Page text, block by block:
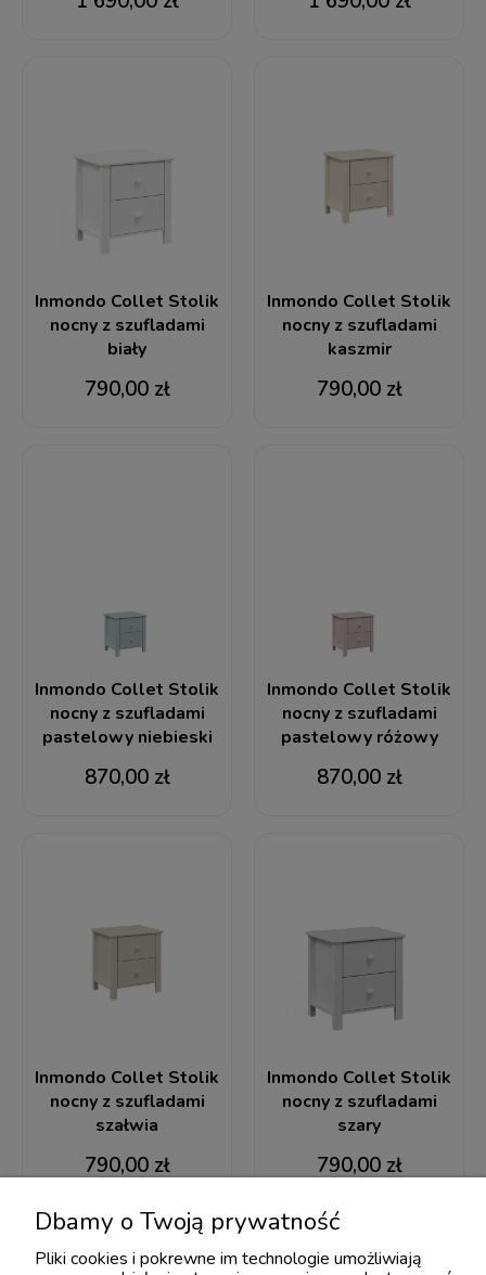
Inmondo Collet Stolik
nocny z szufladami
biały
790,00 zł
Inmondo Collet Stolik
nocny z szufladami
kaszmir
790,00 zł
Inmondo Collet Stolik
nocny z szufladami
pastelowy niebieski
870,00 zł
Inmondo Collet Stolik
nocny z szufladami
pastelowy różowy
870,00 zł
Inmondo Collet Stolik
nocny z szufladami
szałwia
790,00 zł
Inmondo Collet Stolik
nocny z szufladami
szary
790,00 zł
Dbamy o Twoją prywatność
Pliki cookies i pokrewne im technologie umożliwiają